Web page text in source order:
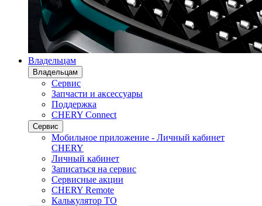
Владельцам
Владельцам
Сервис
Запчасти и аксессуары
Поддержка
CHERY Connect
Сервис
Мобильное приложение - Личный кабинет
CHERY
Личный кабинет
Записаться на сервис
Сервисные акции
CHERY Remote
Калькулятор ТО